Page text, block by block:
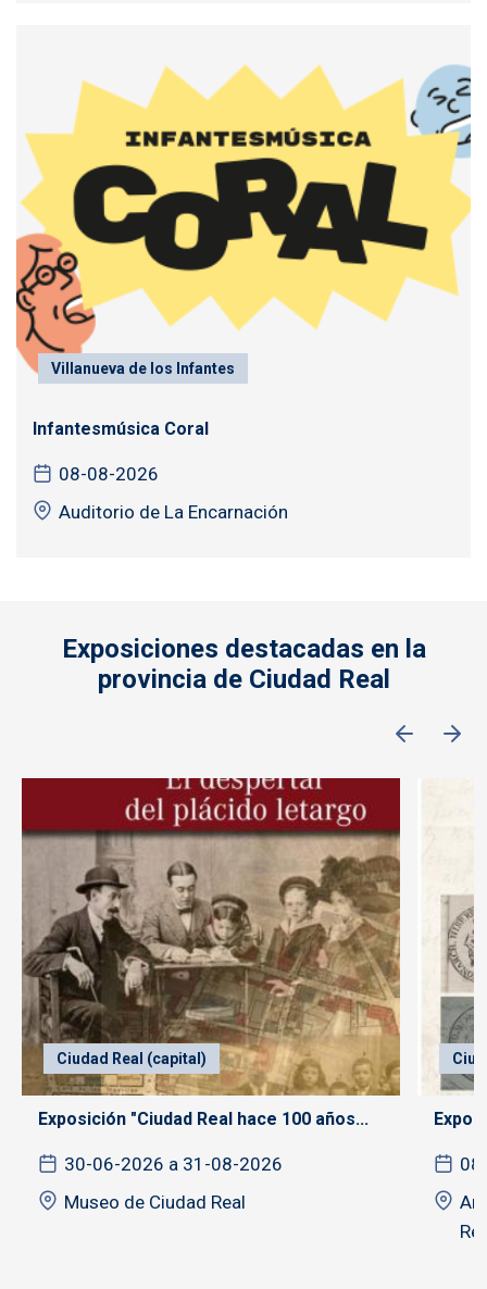
Villanueva de los Infantes
Infantesmúsica Coral
08-08-2026
Auditorio de La Encarnación
Exposiciones destacadas en la
provincia de Ciudad Real
Ciudad Real (capital)
Exposición "Ciudad Real hace 100 años...
30-06-2026 a 31-08-2026
Museo de Ciudad Real